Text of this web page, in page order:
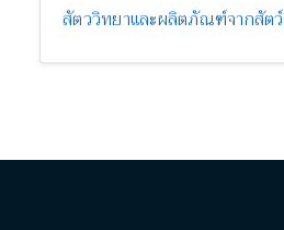
สัตววิทยาและผลิตภัณฑ์จากสัตว์